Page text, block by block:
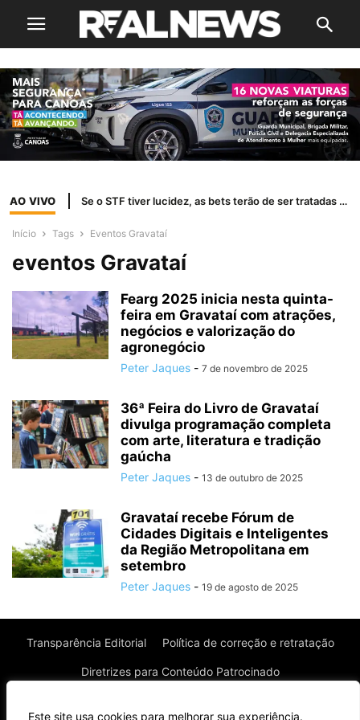
Este site usa cookies para melhorar sua experiência.
AO VIVO Se o STF tiver lucidez, as bets terão de ser tratadas como jogo de azar
Início Tags Eventos Gravataí
eventos Gravataí
Fearg 2025 inicia nesta quinta-
feira em Gravataí com atrações,
negócios e valorização do
agronegócio
Peter Jaques - 7 de novembro de 2025
36ª Feira do Livro de Gravataí
divulga programação completa
com arte, literatura e tradição
gaúcha
Peter Jaques - 13 de outubro de 2025
Gravataí recebe Fórum de
Cidades Digitais e Inteligentes
da Região Metropolitana em
setembro
Peter Jaques - 19 de agosto de 2025
Transparência Editorial Política de correção e retratação
Diretrizes para Conteúdo Patrocinado